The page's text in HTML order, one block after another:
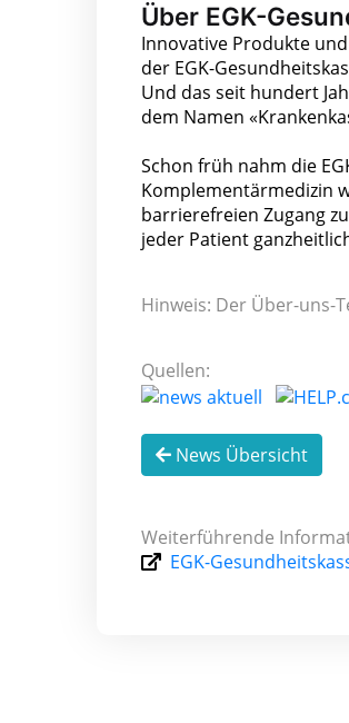
Über EGK-
Innovative Produkte
der EGK-
Und das seit hundert
dem Namen
Schon früh nahm die
Komplementärmedizin
barrierefreien Zugang
jeder Patient
Hinweis: Der Über-uns-
Quellen:
News Übersicht
Weiterführende
EGK-